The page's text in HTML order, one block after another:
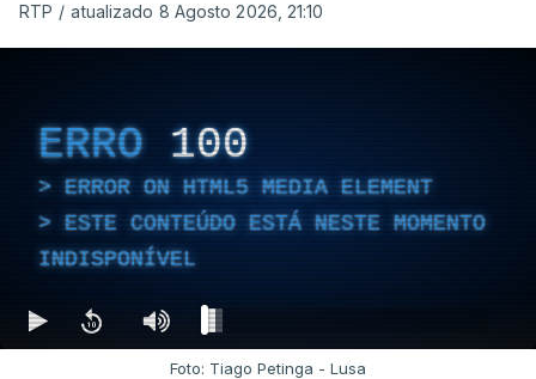
RTP / atualizado 8 Agosto 2026, 21:10
ERRO 100
ERROR ON HTML5 MEDIA ELEMENT
ESTE CONTEÚDO ESTÁ NESTE MOMENTO
INDISPONÍVEL
Foto: Tiago Petinga - Lusa